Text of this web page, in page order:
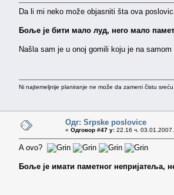
Da li mi neko može objasniti šta ova
Боље је бити мало луд, него мало
Našla sam je u onoj gomili koju je na
Ni najtemeljnije planiranje ne može da zameni čistu
Одг: Srpske poslovice
« Одговор #47 у: 22.16 ч.
A ovo?
Боље је имати паметног непријатеља,